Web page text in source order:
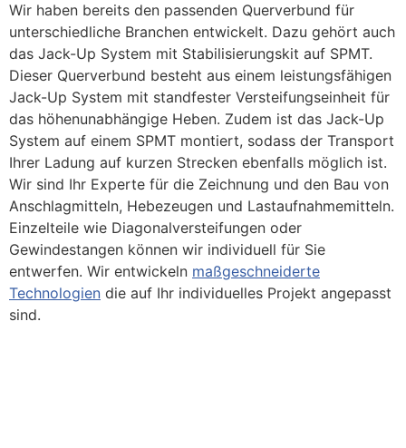
Wir haben bereits den passenden Querverbund für
unterschiedliche Branchen entwickelt. Dazu gehört auch
das Jack-Up System mit Stabilisierungskit auf SPMT.
Dieser Querverbund besteht aus einem leistungsfähigen
Jack-Up System mit standfester Versteifungseinheit für
das höhenunabhängige Heben. Zudem ist das Jack-Up
System auf einem SPMT montiert, sodass der Transport
Ihrer Ladung auf kurzen Strecken ebenfalls möglich ist.
Wir sind Ihr Experte für die Zeichnung und den Bau von
Anschlagmitteln, Hebezeugen und Lastaufnahmemitteln.
Einzelteile wie Diagonalversteifungen oder
Gewindestangen können wir individuell für Sie
entwerfen. Wir entwickeln maßgeschneiderte
Technologien die auf Ihr individuelles Projekt angepasst
sind.